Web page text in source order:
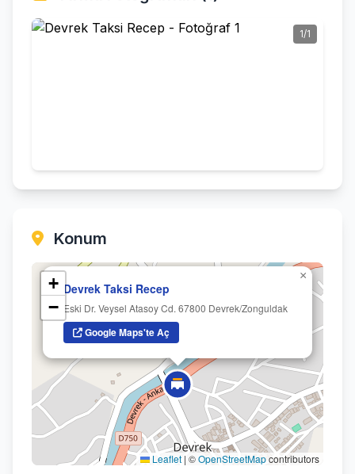
1/1
Konum
Devrek Taksi Recep
Eski Dr. Veysel Atasoy Cd. 67800 Devrek/Zonguldak
Google Maps'te Aç
×
+
−
Leaflet | ©OpenStreetMapcontributors